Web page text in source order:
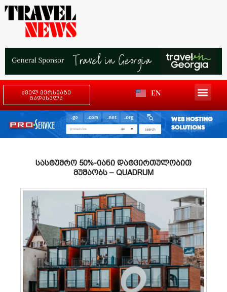
ძველ ვერსიაზე
გადასვლა
EN
სასტუმრო 50%-იანი დატვირთულობით
მუშაობს – QUADRUM